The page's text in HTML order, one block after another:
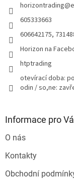
horizontrading@
605333663
606642175,
Horizon na
htptrading
otevírací doba:
odin / so,ne:
Informace pro
O nás
Kontakty
Obchodní